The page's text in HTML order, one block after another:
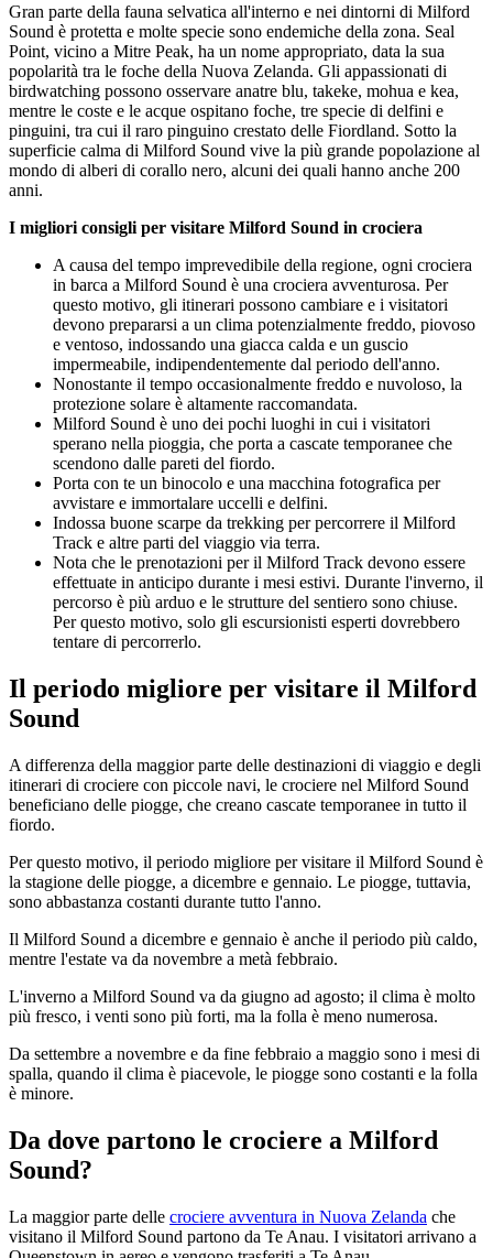
Gran parte della fauna selvatica all'interno e nei dintorni di Milford
Sound è protetta e molte specie sono endemiche della zona. Seal
Point, vicino a Mitre Peak, ha un nome appropriato, data la sua
popolarità tra le foche della Nuova Zelanda. Gli appassionati di
birdwatching possono osservare anatre blu, takeke, mohua e kea,
mentre le coste e le acque ospitano foche, tre specie di delfini e
pinguini, tra cui il raro pinguino crestato delle Fiordland. Sotto la
superficie calma di Milford Sound vive la più grande popolazione al
mondo di alberi di corallo nero, alcuni dei quali hanno anche 200
anni.
I migliori consigli per visitare Milford Sound in crociera
A causa del tempo imprevedibile della regione, ogni crociera
in barca a Milford Sound è una crociera avventurosa. Per
questo motivo, gli itinerari possono cambiare e i visitatori
devono prepararsi a un clima potenzialmente freddo, piovoso
e ventoso, indossando una giacca calda e un guscio
impermeabile, indipendentemente dal periodo dell'anno.
Nonostante il tempo occasionalmente freddo e nuvoloso, la
protezione solare è altamente raccomandata.
Milford Sound è uno dei pochi luoghi in cui i visitatori
sperano nella pioggia, che porta a cascate temporanee che
scendono dalle pareti del fiordo.
Porta con te un binocolo e una macchina fotografica per
avvistare e immortalare uccelli e delfini.
Indossa buone scarpe da trekking per percorrere il Milford
Track e altre parti del viaggio via terra.
Nota che le prenotazioni per il Milford Track devono essere
effettuate in anticipo durante i mesi estivi. Durante l'inverno, il
percorso è più arduo e le strutture del sentiero sono chiuse.
Per questo motivo, solo gli escursionisti esperti dovrebbero
tentare di percorrerlo.
Il periodo migliore per visitare il Milford
Sound
A differenza della maggior parte delle destinazioni di viaggio e degli
itinerari di crociere con piccole navi, le crociere nel Milford Sound
beneficiano delle piogge, che creano cascate temporanee in tutto il
fiordo.
Per questo motivo, il periodo migliore per visitare il Milford Sound è
la stagione delle piogge, a dicembre e gennaio. Le piogge, tuttavia,
sono abbastanza costanti durante tutto l'anno.
Il Milford Sound a dicembre e gennaio è anche il periodo più caldo,
mentre l'estate va da novembre a metà febbraio.
L'inverno a Milford Sound va da giugno ad agosto; il clima è molto
più fresco, i venti sono più forti, ma la folla è meno numerosa.
Da settembre a novembre e da fine febbraio a maggio sono i mesi di
spalla, quando il clima è piacevole, le piogge sono costanti e la folla
è minore.
Da dove partono le crociere a Milford
Sound?
La maggior parte delle crociere avventura in Nuova Zelanda che
visitano il Milford Sound partono da Te Anau. I visitatori arrivano a